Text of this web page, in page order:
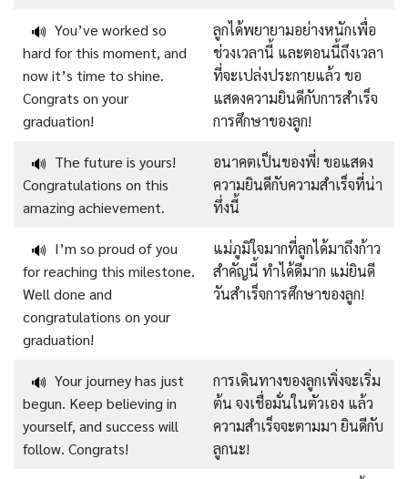
🔊 You’ve worked so
hard for this moment, and
now it’s time to shine.
Congrats on your
graduation!
ลูกได้พยายามอย่างหนักเพื่อ
ช่วงเวลานี้ และตอนนี้ถึงเวลา
ที่จะเปล่งประกายแล้ว ขอ
แสดงความยินดีกับการสำเร็จ
การศึกษาของลูก!
🔊 The future is yours!
Congratulations on this
amazing achievement.
อนาคตเป็นของพี่! ขอแสดง
ความยินดีกับความสำเร็จที่น่า
ทึ่งนี้
🔊 I’m so proud of you
for reaching this milestone.
Well done and
congratulations on your
graduation!
แม่ภูมิใจมากที่ลูกได้มาถึงก้าว
สำคัญนี้ ทำได้ดีมาก แม่ยินดี
วันสำเร็จการศึกษาของลูก!
🔊 Your journey has just
begun. Keep believing in
yourself, and success will
follow. Congrats!
การเดินทางของลูกเพิ่งจะเริ่ม
ต้น จงเชื่อมั่นในตัวเอง แล้ว
ความสำเร็จจะตามมา ยินดีกับ
ลูกนะ!